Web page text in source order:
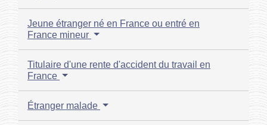
Jeune étranger né en France ou entré en
France mineur
Titulaire d'une rente d'accident du travail en
France
Étranger malade